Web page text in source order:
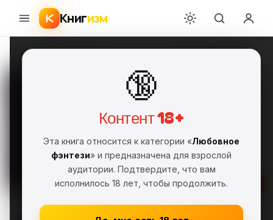
Книгизм
🔞
Контент 18+
Эта книга относится к категории «Любовное
фэнтези» и предназначена для взрослой
аудитории. Подтвердите, что вам
исполнилось 18 лет, чтобы продолжить.
Главная›Любовное фэнтези›Ксения Лестова›Беспечный ангел
Беспечный ангел
Ксения Лестова
Скачать FB2
В библиотеку